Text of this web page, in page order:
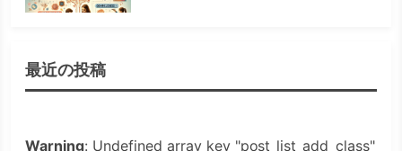
最近の投稿
Warning: Undefined array key "post_list_add_class"